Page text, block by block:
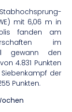
mit 6,06 m in
fanden am
im
gewann den
4.831 Punkten
Siebenkampf der
Punkten.